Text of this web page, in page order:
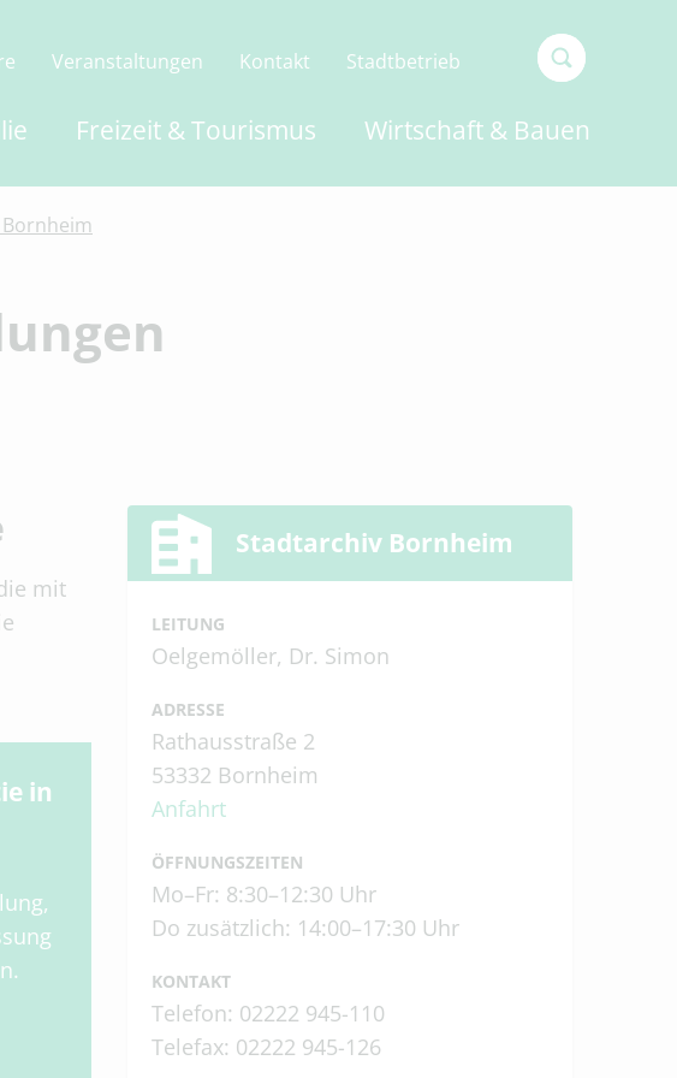
Freizeit & Tourismus Wirtschaft & Bauen
Veranstaltungen Kontakt
Stadtbetrieb
more
for
mit
in
Stadtarchiv Bornheim
LEITUNG
Oelgemöller, Dr. Simon
ADRESSE
Rathausstraße 2
53332 Bornheim
Anfahrt
ÖFFNUNGSZEITEN
Mo–Fr: 8:30–12:30 Uhr
Do zusätzlich: 14:00–17:30 Uhr
KONTAKT
Telefon: 02222 945-110
Telefax: 02222 945-126